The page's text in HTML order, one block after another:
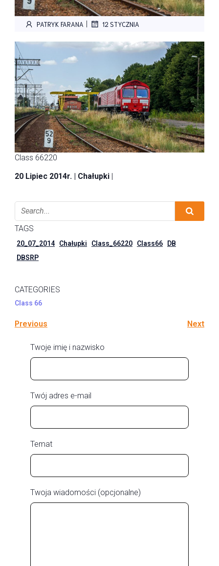
PATRYK FARANA | 12 STYCZNIA
Class 66220
20 Lipiec 2014r. | Chałupki |
TAGS
20_07_2014 Chałupki Class_66220 Class66
DB
DBSRP
CATEGORIES
Class 66
Previous Next
Twoje imię i nazwisko
Twój adres e-mail
Temat
Twoja wiadomości (opcjonalne)